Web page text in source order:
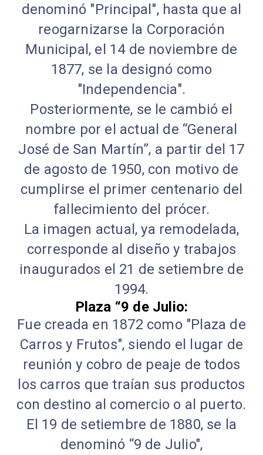
denominó "Principal", hasta que al
reogarnizarse la Corporación
Municipal, el 14 de noviembre de
1877, se la designó como
"Independencia".
Posteriormente, se le cambió el
nombre por el actual de “General
José de San Martín”, a partir del 17
de agosto de 1950, con motivo de
cumplirse el primer centenario del
fallecimiento del prócer.
La imagen actual, ya remodelada,
corresponde al diseño y trabajos
inaugurados el 21 de setiembre de
1994.
Plaza “9 de Julio:
Fue creada en 1872 como "Plaza de
Carros y Frutos", siendo el lugar de
reunión y cobro de peaje de todos
los carros que traían sus productos
con destino al comercio o al puerto.
El 19 de setiembre de 1880, se la
denominó “9 de Julio",